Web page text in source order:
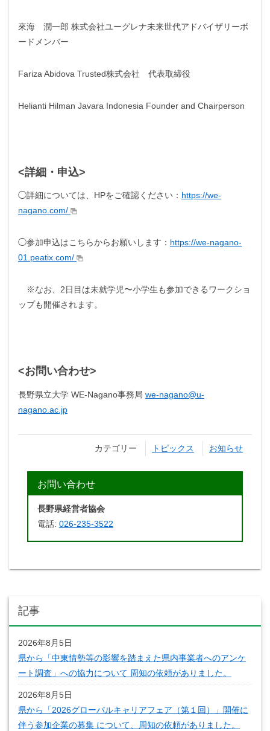
來海 潤一郎 株式会社ユーグレナ未来世代アドバイザリーボ
ードメンバー
Fariza Abidova Trusted株式会社 代表取締役
Helianti Hilman Javara Indonesia Founder and Chairperson
<詳細・申込>
◯詳細については、HPをご確認ください： https://we-
nagano.com/
◯参加申込はこちらからお願いします： https://we-nagano-
01.peatix.com/
※なお、2日目は未就学児〜小学生も参加できるワークショ
ップも開催されます。
<お問い合わせ>
長野県立大学 WE-Nagano事務局 we-nagano@u-
nagano.ac.jp
カテゴリー トピックス お知らせ
お問い合わせ
長野県経営者協会
電話: 026-235-3522
記事
2026年8月5日
県から「中東情勢等の影響を踏まえた県内事業者へのアンケ
ート調査」への協力について 周知の依頼がありました。
2026年8月5日
県から「2026グローバルキャリアフェア（第１回）」開催に
伴う参加企業の募集 について、周知の依頼がありました。